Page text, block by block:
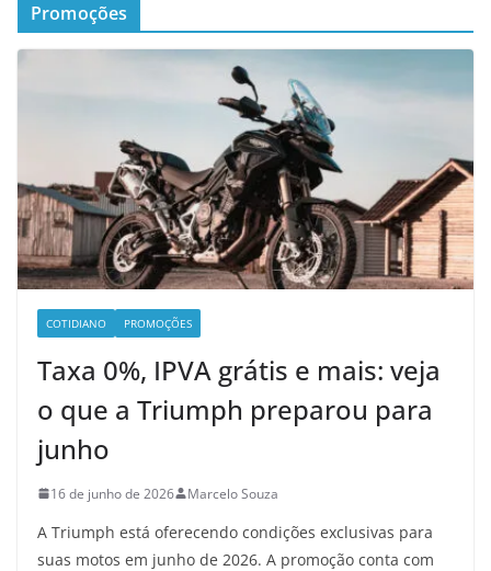
Promoções
COTIDIANO PROMOÇÕES
Taxa 0%, IPVA grátis e mais: veja
o que a Triumph preparou para
junho
16 de junho de 2026 Marcelo Souza
A Triumph está oferecendo condições exclusivas para
suas motos em junho de 2026. A promoção conta com